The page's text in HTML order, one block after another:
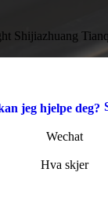
Shijiazhuang
Wechat
Hva skjer